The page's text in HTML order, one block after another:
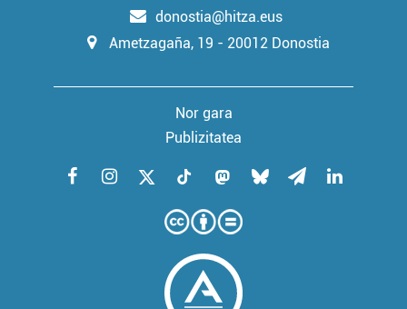
donostia@hitza.eus
Ametzagaña, 19 - 20012 Donostia
Nor gara
Publizitatea